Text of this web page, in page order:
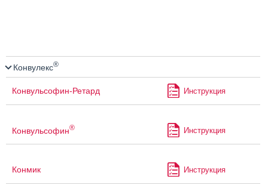
Конвулекс®
Конвульсофин-Ретард Инструкция
Конвульсофин® Инструкция
Конмик Инструкция